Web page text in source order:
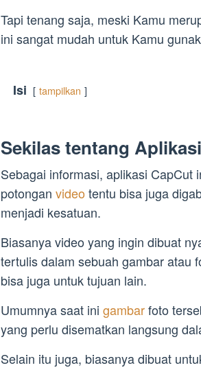
Tapi tenang saja, meski Kamu
ini sangat mudah untuk Kamu
Isi tampilkan
Sekilas tentang
Sebagai informasi, aplikasi CapCut
potongan video tentu bisa juga
menjadi kesatuan.
Biasanya video yang ingin dibuat
tertulis dalam sebuah gambar atau
bisa juga untuk tujuan lain.
Umumnya saat ini gambarfoto
yang perlu disematkan langsung
Selain itu juga, biasanya dibuat